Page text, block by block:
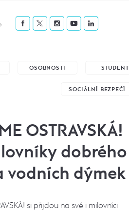
OSOBNOSTI STUDENT
SOCIÁLNÍ BEZPEČÍ
OSTRAVSKÁ!
dobrého
vodních dýmek
si přijdou na své i milovníci